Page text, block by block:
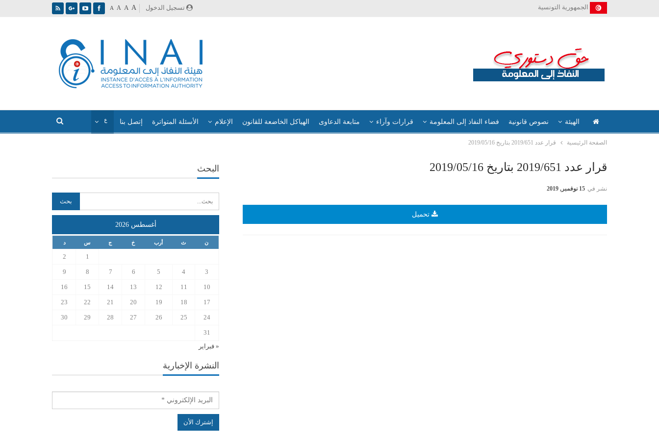
تسجيل الدخول A A A A الجمهورية التونسية
الهيئة نصوص قانونية فضاء النفاذ إلى المعلومة قرارات وآراء متابعة الدعاوى الهياكل الخاضعة للقانون الإعلام الأسئلة المتواترة إتصل بنا
الصفحة الرئيسية قرار عدد 2019/651 بتاريخ 2019/05/16
قرار عدد 2019/651 بتاريخ 2019/05/16
نشر في 15 نوفمبر, 2019
تحميل
البحث
أغسطس 2026
ن ث أرب خ ج س د
1
2
3
4
5
6
7
8
9
10
11
12
13
14
15
16
17
18
19
20
21
22
23
24
25
26
27
28
29
30
31
« فبراير
النشرة الإخبارية